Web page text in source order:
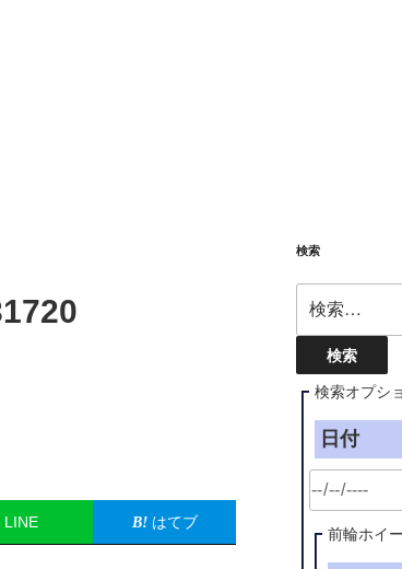
LINE はてブ
検索
索:
検索オプシ
日付
前輪ホイ